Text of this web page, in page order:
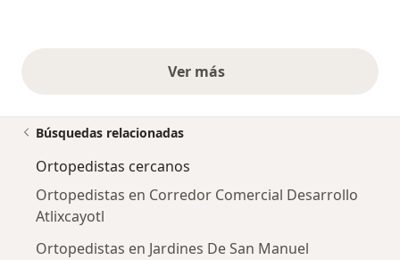
Ver másopiniones anteriores
Búsquedas relacionadas
Ortopedistas cercanos
Ortopedistas en Corredor Comercial Desarrollo
Atlixcayotl
Ortopedistas en Jardines De San Manuel